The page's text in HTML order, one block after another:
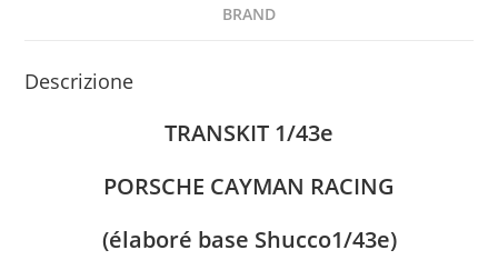
BRAND
Descrizione
TRANSKIT 1/43e
PORSCHE CAYMAN RACING
(élaboré base Shucco1/43e)